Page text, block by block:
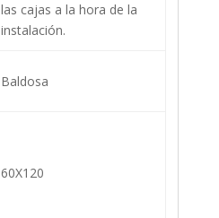
las cajas a la hora de la
instalación.
Baldosa
60X120